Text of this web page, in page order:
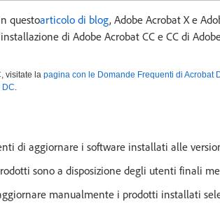
questoarticolo di blog, Adobe Acrobat X e
di Adobe Acrobat CC e CC di
visitate la pagina con le Domande Frequenti di Acrobat
DC.
di aggiornare i software installati alle
sono a disposizione degli utenti finali
manualmente i prodotti installati